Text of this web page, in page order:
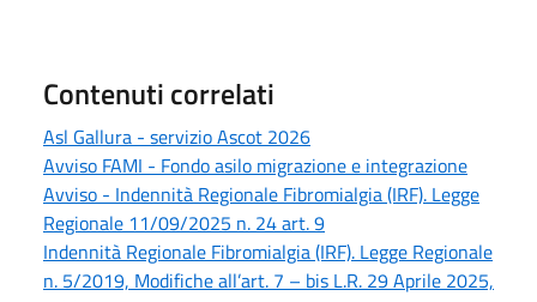
Contenuti correlati
Asl Gallura - servizio Ascot 2026
Avviso FAMI - Fondo asilo migrazione e integrazione
Avviso - Indennità Regionale Fibromialgia (IRF). Legge
Regionale 11/09/2025 n. 24 art. 9
Indennità Regionale Fibromialgia (IRF). Legge Regionale
n. 5/2019, Modifiche all’art. 7 – bis L.R. 29 Aprile 2025,